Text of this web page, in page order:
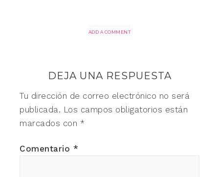
ADD A COMMENT
DEJA UNA RESPUESTA
Tu dirección de correo electrónico no será
publicada. Los campos obligatorios están
marcados con *
Comentario *